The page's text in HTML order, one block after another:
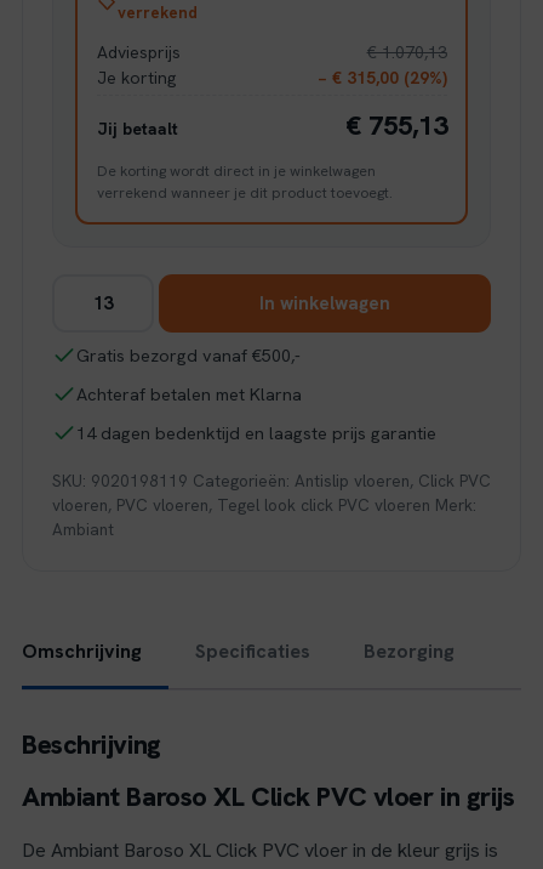
verrekend
Adviesprijs
€ 1.070,13
Je korting
− € 315,00 (29%)
Jij betaalt € 755,13
De korting wordt direct in je winkelwagen
verrekend wanneer je dit product toevoegt.
Baroso
SRC
grey
In winkelwagen
Gratis bezorgd vanaf €500,-
Achteraf betalen met Klarna
14 dagen bedenktijd en laagste prijs garantie
SKU: 9020198119 Categorieën: Antislip vloeren, Click PVC
vloeren, PVC vloeren, Tegel look click PVC vloeren Merk:
Ambiant
Omschrijving Specificaties Bezorging
Beschrijving
Ambiant Baroso XL Click PVC vloer in grijs
De Ambiant Baroso XL Click PVC vloer in de kleur grijs is